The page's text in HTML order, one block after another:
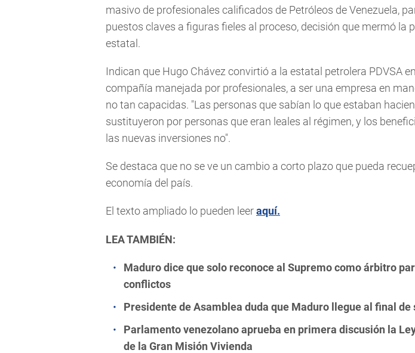
masivo de profesionales calificados de Petróleos de Venezuela,
puestos claves a figuras fieles al proceso, decisión que mermó la
estatal.
Indican que Hugo Chávez convirtió a la estatal petrolera PDVSA
compañía manejada por profesionales, a ser una empresa en
no tan capacidas. "Las personas que sabían lo que estaban
sustituyeron por personas que eran leales al régimen, y los
las nuevas inversiones no".
Se destaca que no se ve un cambio a corto plazo que pueda
economía del país.
El texto ampliado lo pueden leeraquí.
LEA TAMBIÉN:
Maduro dice que solo reconoce al Supremo como árbitro
conflictos
Presidente de Asamblea duda que Maduro llegue al final de
Parlamento venezolano aprueba en primera discusión la
de la Gran Misión Vivienda